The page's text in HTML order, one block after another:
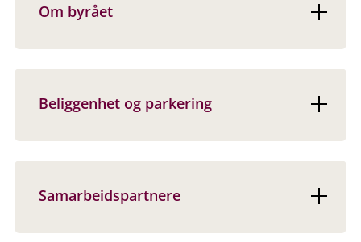
Om byrået
Beliggenhet og parkering
Samarbeidspartnere